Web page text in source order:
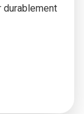
durablement